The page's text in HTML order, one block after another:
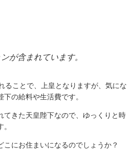
が含まれています。
ることで、上皇となりますが、気にな
の給料や生活費です。
てきた天皇陛下なので、ゆっくりと時
こにお住まいになるのでしょうか？